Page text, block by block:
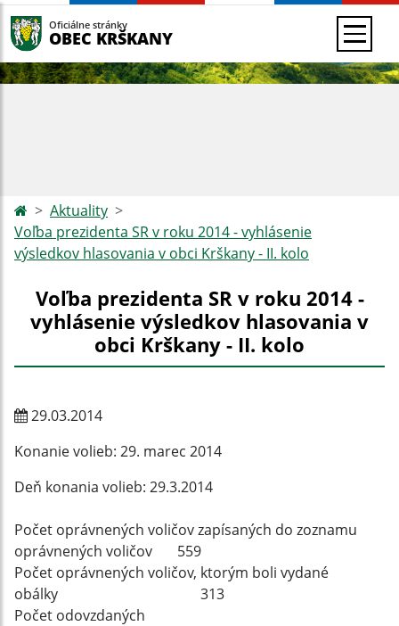
Oficiálne stránky
OBEC KRŠKANY
Aktuality
Voľba prezidenta SR v roku 2014 - vyhlásenie
výsledkov hlasovania v obci Krškany - II. kolo
Voľba prezidenta SR v roku 2014 -
vyhlásenie výsledkov hlasovania v
obci Krškany - II. kolo
29.03.2014
Konanie volieb: 29. marec 2014
Deň konania volieb: 29.3.2014
Počet oprávnených voličov zapísaných do zoznamu
oprávnených voličov 559
Počet oprávnených voličov, ktorým boli vydané
obálky 313
Počet odovzdaných